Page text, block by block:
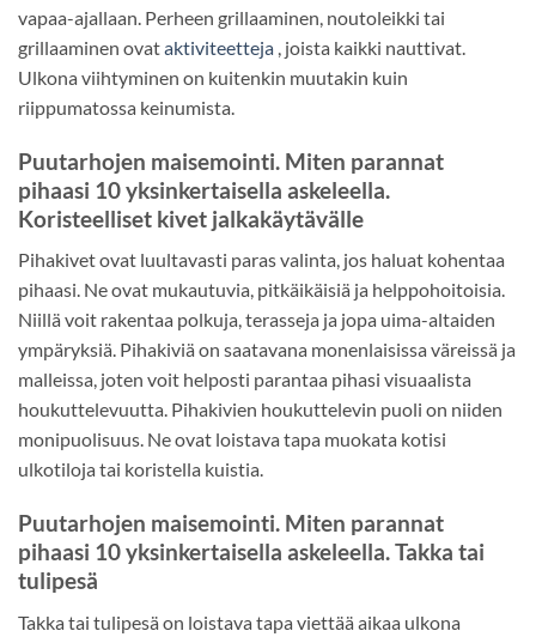
vapaa-ajallaan. Perheen grillaaminen, noutoleikki tai
grillaaminen ovataktiviteetteja , joista kaikki nauttivat.
Ulkona viihtyminen on kuitenkin muutakin kuin
riippumatossa keinumista.
Puutarhojen maisemointi. Miten parannat
pihaasi 10 yksinkertaisella askeleella.
Koristeelliset kivet jalkakäytävälle
Pihakivet ovat luultavasti paras valinta, jos haluat kohentaa
pihaasi. Ne ovat mukautuvia, pitkäikäisiä ja helppohoitoisia.
Niillä voit rakentaa polkuja, terasseja ja jopa uima-altaiden
ympäryksiä. Pihakiviä on saatavana monenlaisissa väreissä ja
malleissa, joten voit helposti parantaa pihasi visuaalista
houkuttelevuutta. Pihakivien houkuttelevin puoli on niiden
monipuolisuus. Ne ovat loistava tapa muokata kotisi
ulkotiloja tai koristella kuistia.
Puutarhojen maisemointi. Miten parannat
pihaasi 10 yksinkertaisella askeleella. Takka tai
tulipesä
Takka tai tulipesä on loistava tapa viettää aikaa ulkona